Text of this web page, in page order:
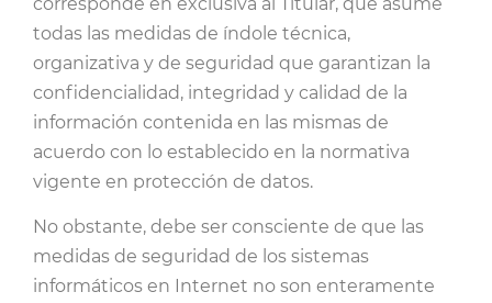
todas las medidas de índole técnica,
organizativa y de seguridad que garantizan la
confidencialidad, integridad y calidad de la
información contenida en las mismas de
acuerdo con lo establecido en la normativa
vigente en protección de datos.
No obstante, debe ser consciente de que las
medidas de seguridad de los sistemas
informáticos en Internet no son enteramente